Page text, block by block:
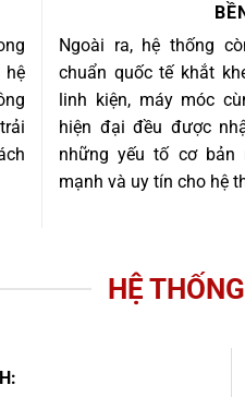
hệ
Ngoài ra, hệ thống
chuẩn quốc tế khắt
linh kiện, máy móc
hiện đại đều được
những yếu tố cơ
mạnh và uy tín cho hệ
HỆ